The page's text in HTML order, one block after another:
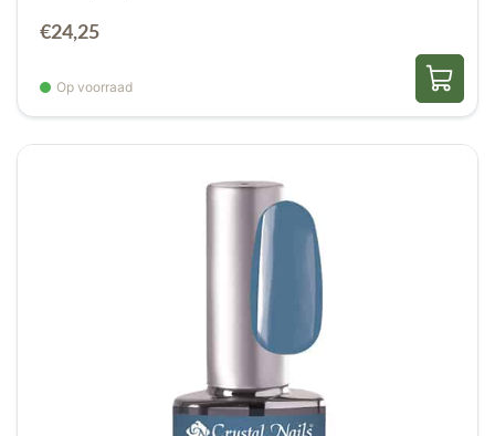
€24,25
Op voorraad